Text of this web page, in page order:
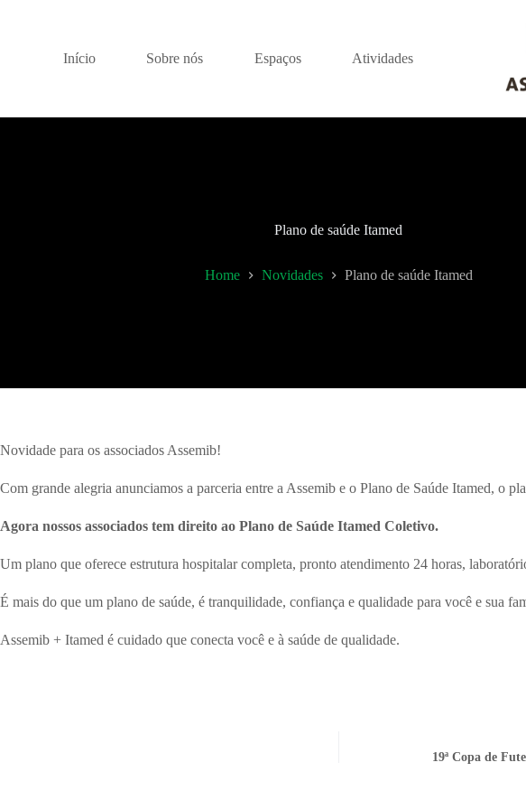
Início
Sobre nós Espaços Atividades
Plano de saúde Itamed
Home Novidades Plano de saúde Itamed
Novidade para os associados Assemib!
Com grande alegria anunciamos a parceria entre a Assemib e o Plano de Saúde Itamed, o
Agora nossos associados tem direito ao Plano de Saúde Itamed Coletivo.
Um plano que oferece estrutura hospitalar completa, pronto atendimento 24 horas,
É mais do que um plano de saúde, é tranquilidade, confiança e qualidade para você e sua
Assemib + Itamed é cuidado que conecta você e à saúde de qualidade.
19ª Copa de